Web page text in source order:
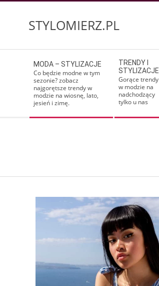
STYLOMIERZ.PL
Navigation
Menu
MODA – STYLIZACJE
Co będzie modne w tym
sezonie? zobacz
najgorętsze trendy w
modzie na wiosnę, lato,
jesień i zimę.
TRENDY I
STYLIZACJE
Gorące trendy
w modzie na
nadchodzący
tylko u nas